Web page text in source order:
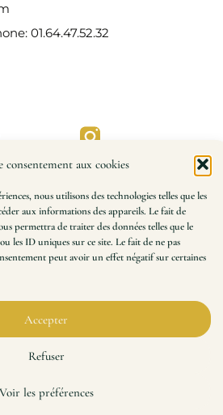
consentement aux cookies
nous utilisons des technologies telles que les
aux informations des appareils. Le fait de
permettra de traiter des données telles que le
les ID uniques sur ce site. Le fait de ne pas
peut avoir un effet négatif sur certaines
Accepter
Refuser
Voir les préférences
de patrons de couture et de
100 %.
Une expertise à votre
01.64.47.52.32